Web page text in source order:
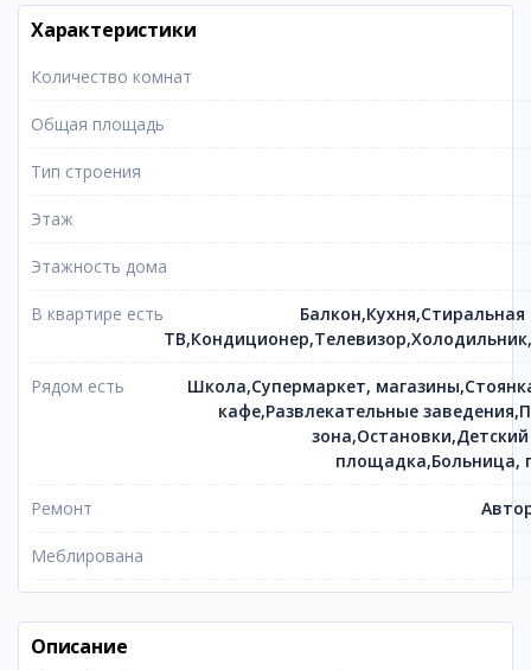
Характеристики
Количество комнат
Общая площадь
Тип строения
Этаж
Этажность дома
В квартире есть
Рядом есть
Школа,Супермаркет,
кафе,Развлекательные
площадка,Больница,
Ремонт
Меблирована
Описание